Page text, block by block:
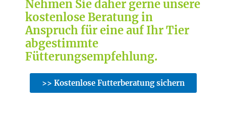
Nehmen Sie daher gerne unsere
kostenlose Beratung in
Anspruch für eine auf Ihr Tier
abgestimmte
Fütterungsempfehlung.
>> Kostenlose Futterberatung sichern